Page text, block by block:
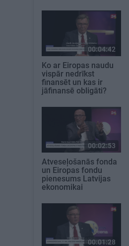
00:04:42
Ko ar Eiropas naudu
vispār nedrīkst
finansēt un kas ir
jāfinansē obligāti?
00:02:53
Atveseļošanās fonda
un Eiropas fondu
pienesums Latvijas
ekonomikai
00:01:28